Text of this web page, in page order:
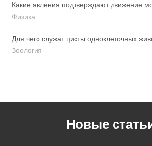
Какие явления подтверждают движение
Физика
Для чего служат цисты одноклеточных
Зоология
Новые